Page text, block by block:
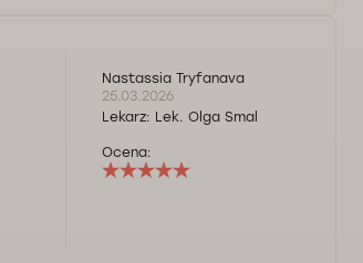
Nastassia Tryfanava
25.03.2026
Lekarz: Lek. Olga Smal
Ocena: